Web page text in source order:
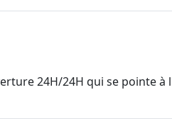
24H/24H qui se pointe à